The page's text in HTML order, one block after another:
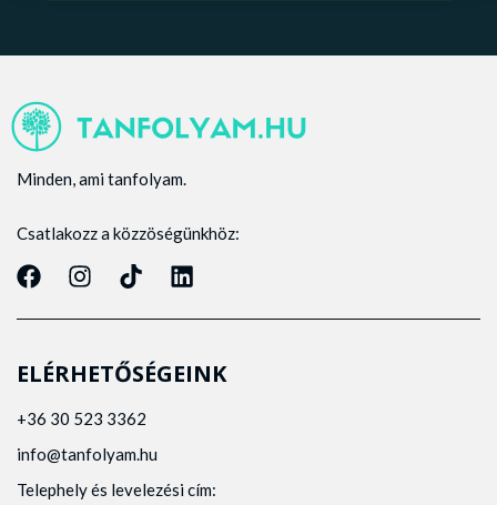
Minden, ami tanfolyam.
Csatlakozz a közzöségünkhöz:
ELÉRHETŐSÉGEINK
+36 30 523 3362
info@tanfolyam.hu
Telephely és levelezési cím: